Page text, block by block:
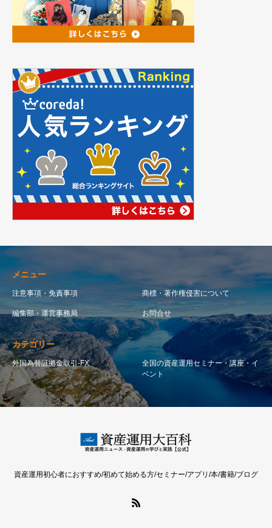
メニュー
注意事項・免責事項 商標・著作権侵害について
編集部・運営事務局 お問合せ
カテゴリー
外国為替証拠金取引-FX
全国の資産運用セミナー・講座・イ
ベント
資産運用初心者におすすめ/初めて始める方/セミナー/アプリ/本/書籍/ブログ